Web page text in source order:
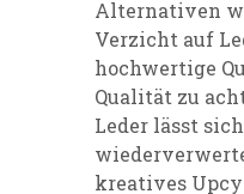
Alternativen
Verzicht auf
hochwertige
Qualität zu
Leder lässt
kreatives